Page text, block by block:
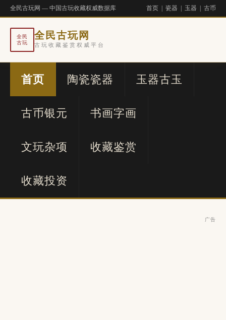
全民古玩网 — 中国古玩收藏权威数据库 首页 瓷器 玉器 古币
全民
古玩
全民古玩网
古玩收藏鉴赏权威平台
首页 陶瓷瓷器 玉器古玉
古币银元 书画字画
文玩杂项 收藏鉴赏
收藏投资
广告